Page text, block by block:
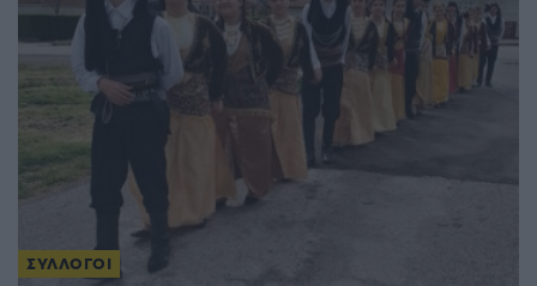
ΣΥΛΛΟΓΟΙ